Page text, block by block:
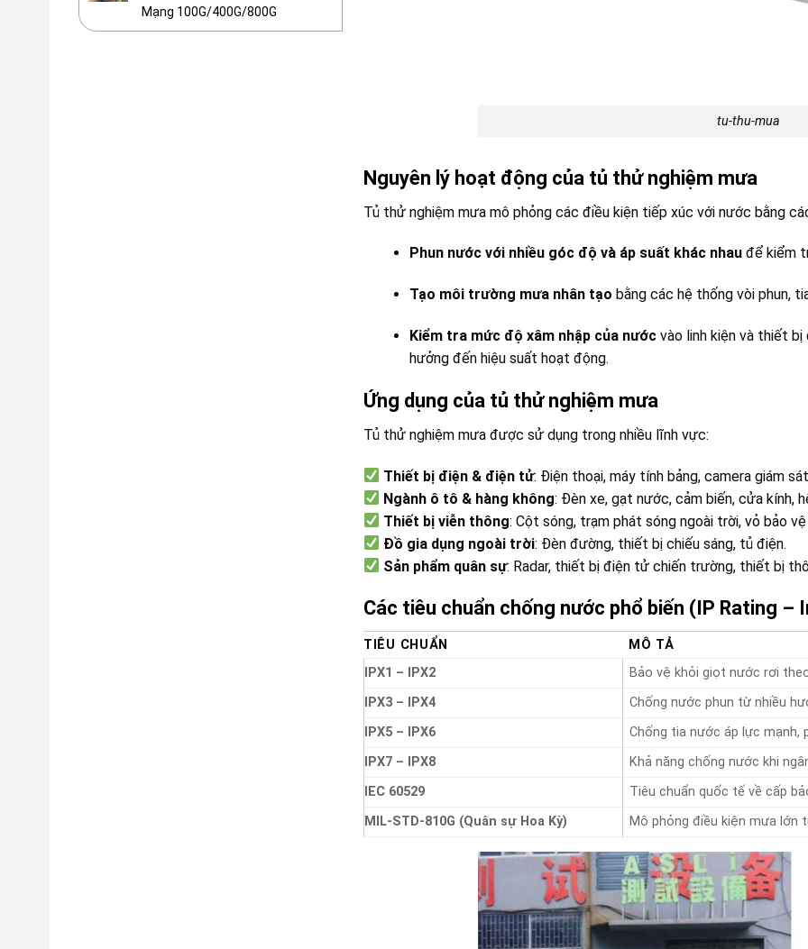
tu-thu-mua
Nguyên lý hoạt động của tủ thử nghiệm mưa
Tủ thử nghiệm mưa mô phỏng các điều kiện tiếp xúc với nước bằng
Phun nước với nhiều góc độ và áp suất khác nhauđể kiểm
Tạo môi trường mưa nhân tạo bằng các hệ thống vòi phun,
Kiểm tra mức độ xâm nhập của nướcvào linh kiện và thiết bị
hưởng đến hiệu suất hoạt động.
Ứng dụng của tủ thử nghiệm mưa
Tủ thử nghiệm mưa được sử dụng trong nhiều lĩnh vực:
Thiết bị điện & điện tử: Điện thoại, máy tính bảng, camera giám
Ngành ô tô & hàng không: Đèn xe, gạt nước, cảm biến, cửa kính,
Thiết bị viễn thông: Cột sóng, trạm phát sóng ngoài trời, vỏ bảo
Đồ gia dụng ngoài trời: Đèn đường, thiết bị chiếu sáng, tủ điện.
Sản phẩm quân sự: Radar, thiết bị điện tử chiến trường, thiết bị
Các tiêu chuẩn chống nước phổ biến (IP Rating
TIÊU CHUẨN
MÔ TẢ
IPX1 – IPX2
Bảo vệ khỏi giọt nước rơi
IPX3 – IPX4
Chống nước phun từ nhiều
IPX5 – IPX6
Chống tia nước áp lực mạnh,
IPX7 – IPX8
Khả năng chống nước khi
IEC 60529
Tiêu chuẩn quốc tế về cấp
MIL-STD-810G (Quân sự Hoa Kỳ)
Mô phỏng điều kiện mưa
Mạng 100G/400G/800G